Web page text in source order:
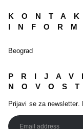
Beograd
Prijavi se za